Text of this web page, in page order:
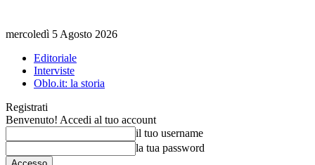
mercoledì 5 Agosto 2026
Editoriale
Interviste
Oblo.it: la storia
Registrati
Benvenuto! Accedi al tuo account
il tuo username
la tua password